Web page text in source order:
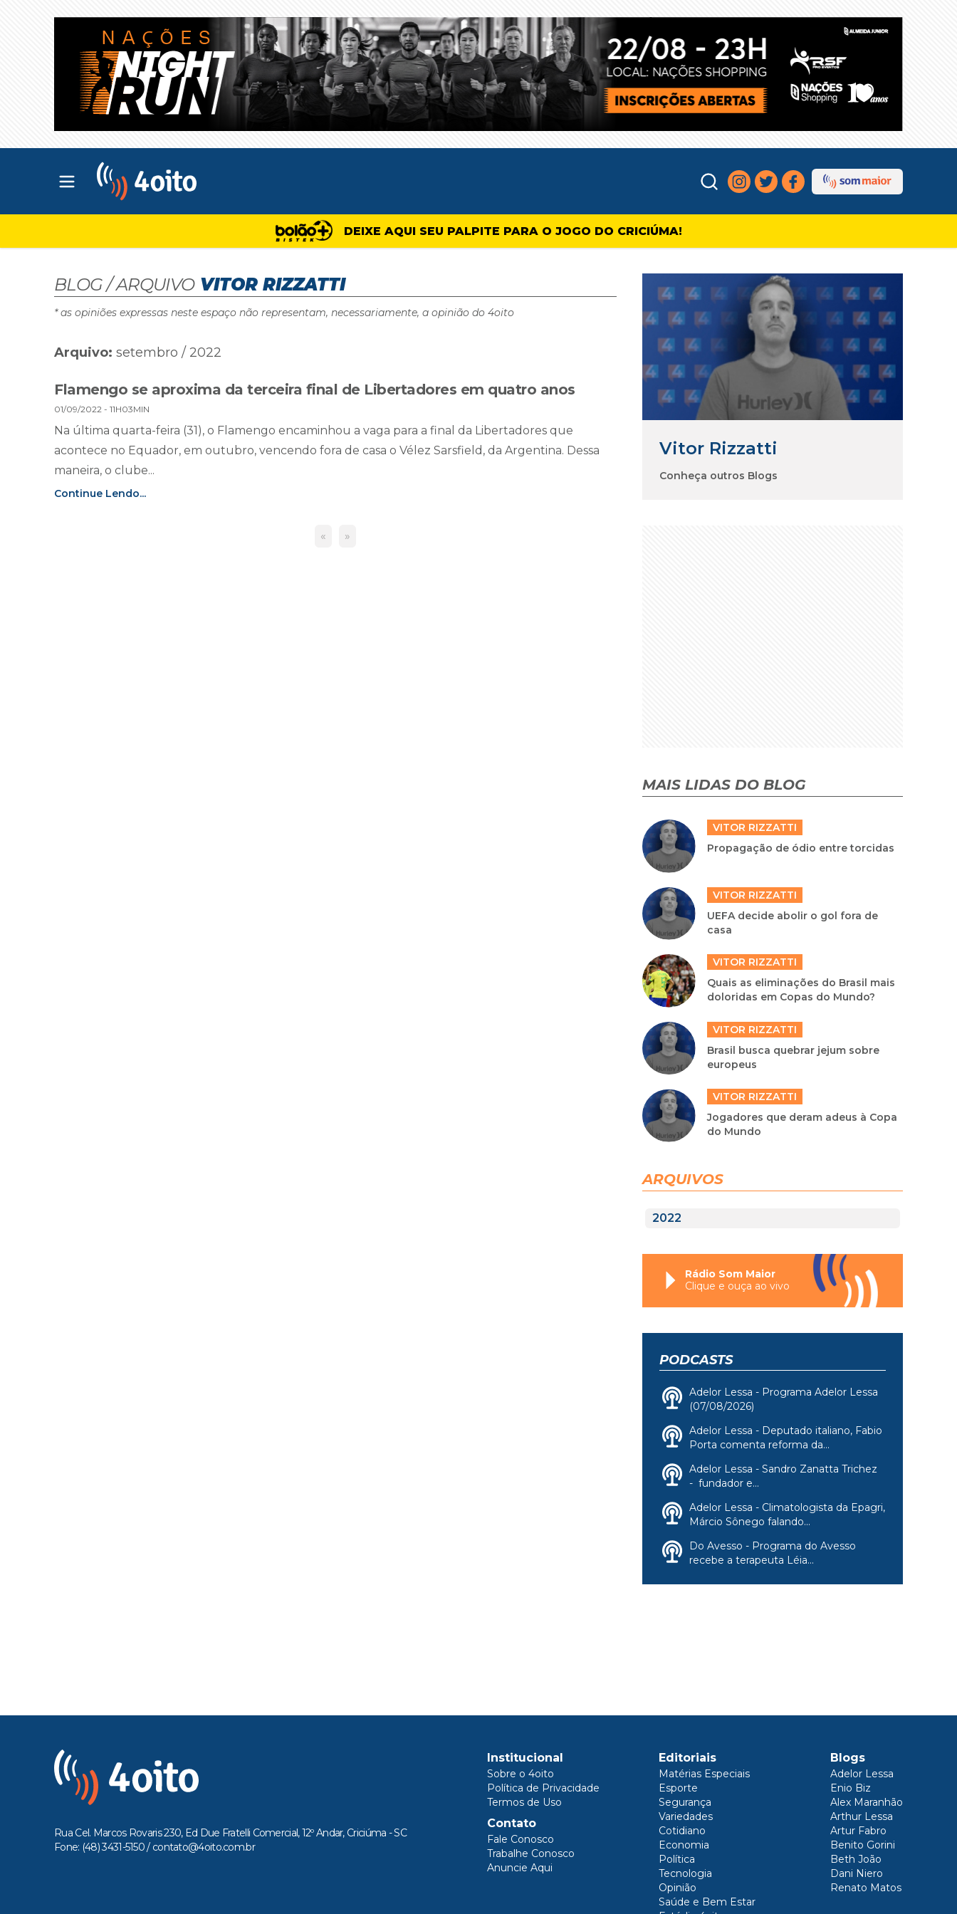
Abrir menu principal
DEIXE AQUI SEU PALPITE PARA O JOGO DO CRICIÚMA!
BLOG / ARQUIVO VITOR RIZZATTI
* as opiniões expressas neste espaço não representam, necessariamente, a opinião do 4oito
Arquivo: setembro / 2022
Flamengo se aproxima da terceira final de Libertadores em quatro anos
01/09/2022 - 11H03MIN
Na última quarta-feira (31), o Flamengo encaminhou a vaga para a final da Libertadores que
acontece no Equador, em outubro, vencendo fora de casa o Vélez Sarsfield, da Argentina. Dessa
maneira, o clube...
Continue Lendo...
« »
Vitor Rizzatti
Conheça outros Blogs
MAIS LIDAS DO BLOG
VITOR RIZZATTI
Propagação de ódio entre torcidas
VITOR RIZZATTI
UEFA decide abolir o gol fora de
casa
VITOR RIZZATTI
Quais as eliminações do Brasil mais
doloridas em Copas do Mundo?
VITOR RIZZATTI
Brasil busca quebrar jejum sobre
europeus
VITOR RIZZATTI
Jogadores que deram adeus à Copa
do Mundo
ARQUIVOS
2022
Rádio Som Maior
Clique e ouça ao vivo
PODCASTS
Adelor Lessa - Programa Adelor Lessa
(07/08/2026)
Adelor Lessa - Deputado italiano, Fabio
Porta comenta reforma da...
Adelor Lessa - Sandro Zanatta Trichez
- fundador e...
Adelor Lessa - Climatologista da Epagri,
Márcio Sônego falando...
Do Avesso - Programa do Avesso
recebe a terapeuta Léia...
Rua Cel. Marcos Rovaris 230, Ed Due Fratelli Comercial, 12º Andar, Criciúma - SC
Fone: (48) 3431-5150 / contato@4oito.com.br
Institucional
Sobre o 4oito
Política de Privacidade
Termos de Uso
Contato
Fale Conosco
Trabalhe Conosco
Anuncie Aqui
Editoriais
Matérias Especiais
Esporte
Segurança
Variedades
Cotidiano
Economia
Política
Tecnologia
Opinião
Saúde e Bem Estar
Blogs
Adelor Lessa
Enio Biz
Alex Maranhão
Arthur Lessa
Artur Fabro
Benito Gorini
Beth João
Dani Niero
Renato Matos